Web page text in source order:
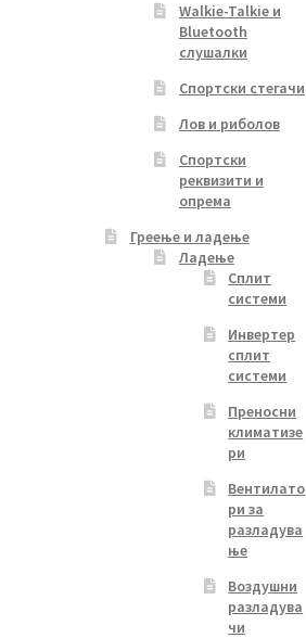
Walkie-Talkie и
Bluetooth
слушалки
Спортски стегачи
Лов и риболов
Спортски
реквизити и
опрема
Греење и ладење
Ладење
Сплит
системи
Инвертер
сплит
системи
Преносни
климатизе
ри
Вентилато
ри за
разладува
ње
Воздушни
разладува
чи